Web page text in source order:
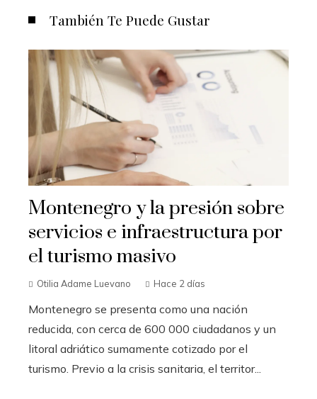
También Te Puede Gustar
Montenegro y la presión sobre
servicios e infraestructura por
el turismo masivo
Otilia Adame Luevano Hace 2 días
Montenegro se presenta como una nación
reducida, con cerca de 600 000 ciudadanos y un
litoral adriático sumamente cotizado por el
turismo. Previo a la crisis sanitaria, el territor...